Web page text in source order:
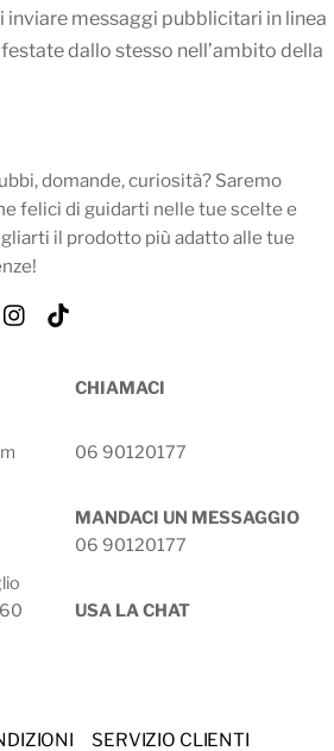
inviare messaggi pubblicitari in linea
dallo stesso nell’ambito della
domande, curiosità? Saremo
felici di guidarti nelle tue scelte e
il prodotto più adatto alle tue
FacebookInstagram
CHIAMACI
06 90120177
MANDACI UN MESSAGGIO
06 90120177
USA LA CHAT
SERVIZIO CLIENTI